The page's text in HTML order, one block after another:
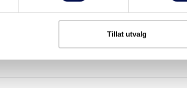
Tillat utvalg